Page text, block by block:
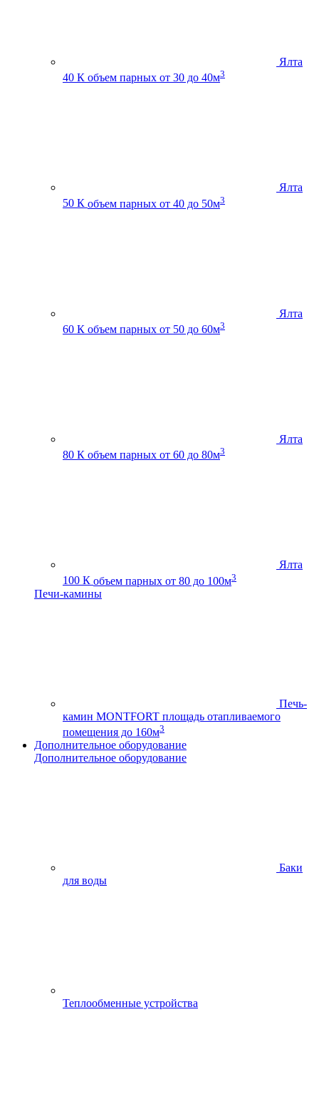
Ялта
40 К объем парных от 30 до 40м3
Ялта
50 К объем парных от 40 до 50м3
Ялта
60 К объем парных от 50 до 60м3
Ялта
80 К объем парных от 60 до 80м3
Ялта
100 К объем парных от 80 до 100м3
Печи-камины
Печь-
камин MONTFORT площадь отапливаемого
помещения до 160м3
Дополнительное оборудование
Дополнительное оборудование
Баки
для воды
Теплообменные устройства